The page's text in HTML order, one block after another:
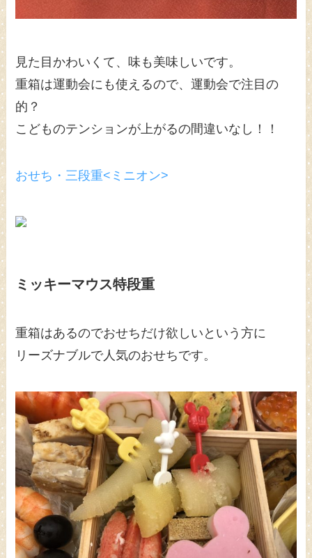
見た目かわいくて、味も美味しいです。
重箱は運動会にも使えるので、運動会で注目の
的？
こどものテンションが上がるの間違いなし！！
おせち・三段重<ミニオン>
ミッキーマウス特段重
重箱はあるのでおせちだけ欲しいという方に
リーズナブルで人気のおせちです。